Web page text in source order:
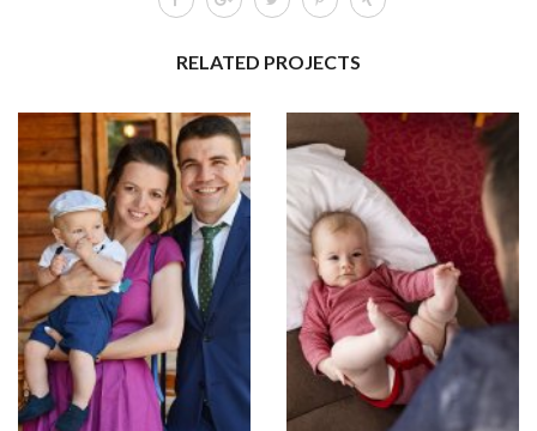
RELATED PROJECTS